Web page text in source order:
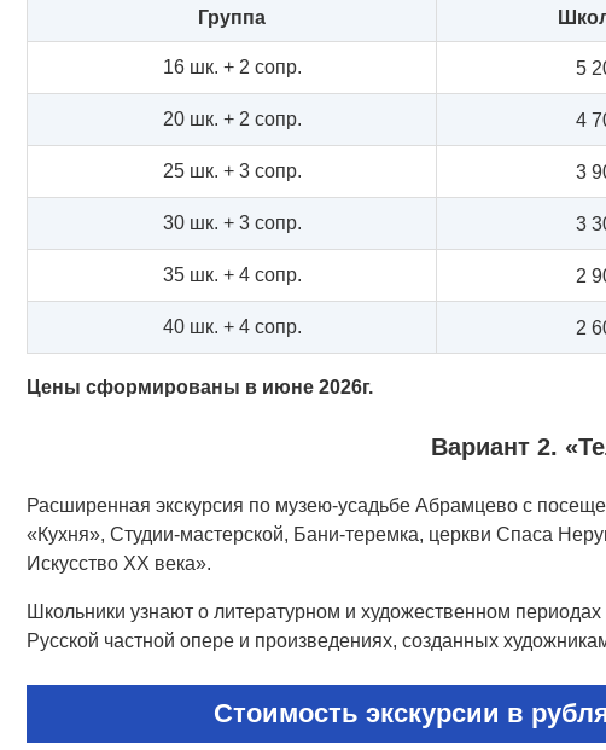
Группа
16 шк. + 2 сопр. 5
20 шк. + 2 сопр. 4
25 шк. + 3 сопр. 3
30 шк. + 3 сопр. 3
35 шк. + 4 сопр. 2
40 шк. + 4 сопр. 2
Цены сформированы в июне 2026г.
Вариант 2.
Расширенная экскурсия по музею-усадьбе Абрамцево с
«Кухня», Студии-мастерской, Бани-теремка, церкви Спаса
Искусство XX века».
Школьники узнают о литературном и художественном
Русской частной опере и произведениях, созданных
Стоимость экскурсии в